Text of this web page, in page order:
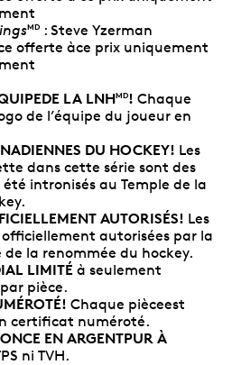
MD : Steve Yzerman
offerte àce prix uniquement
LA LNHMD! Chaque
de l’équipe du joueur en
DU HOCKEY! Les
dans cette série sont des
intronisés au Temple de la
AUTORISÉS! Les
autorisées par la
de la renommée du hockey.
LIMITÉ à seulement
pièce.
Chaque pièceest
certificat numéroté.
EN ARGENTPUR À
ni TVH.